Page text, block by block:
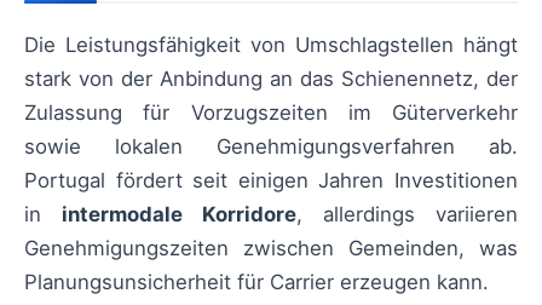
Die Leistungsfähigkeit von Umschlagstellen hängt
stark von der Anbindung an das Schienennetz, der
Zulassung für Vorzugszeiten im Güterverkehr
sowie lokalen Genehmigungsverfahren ab.
Portugal fördert seit einigen Jahren Investitionen
in intermodale Korridore, allerdings variieren
Genehmigungszeiten zwischen Gemeinden, was
Planungsunsicherheit für Carrier erzeugen kann.